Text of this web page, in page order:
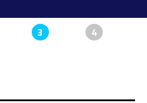
3 4